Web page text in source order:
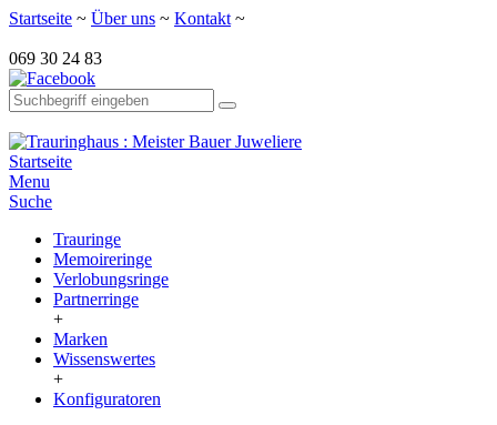
Startseite ~ Über uns ~ Kontakt ~
069 30 24 83
Startseite
Menu
Suche
Trauringe
Memoireringe
Verlobungsringe
Partnerringe
+
Marken
Wissenswertes
+
Konfiguratoren